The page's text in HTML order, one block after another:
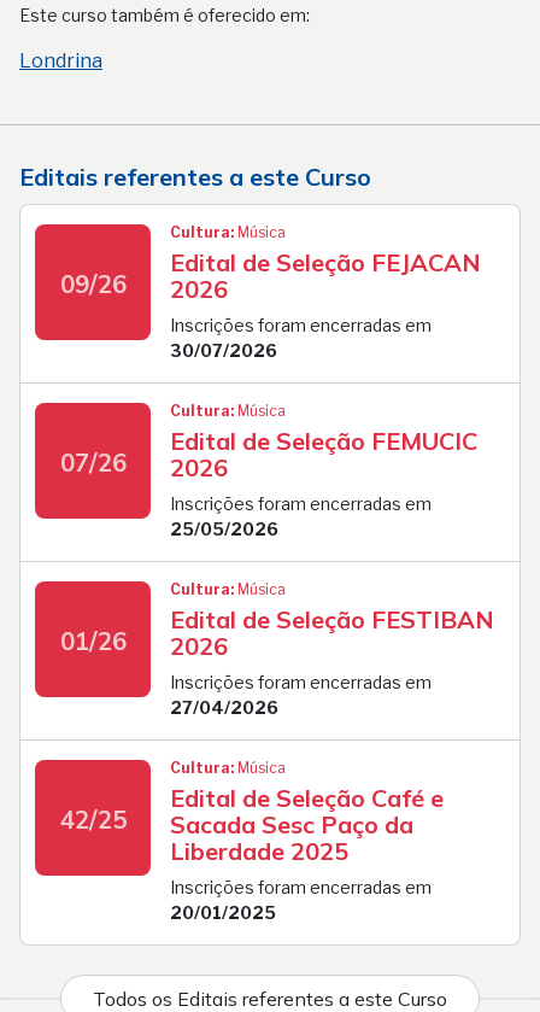
Este curso também é oferecido em:
Londrina
Editais referentes a este Curso
09/26
Cultura: Música
Edital de Seleção FEJACAN
2026
Inscrições foram encerradas em
30/07/2026
07/26
Cultura: Música
Edital de Seleção FEMUCIC
2026
Inscrições foram encerradas em
25/05/2026
01/26
Cultura: Música
Edital de Seleção FESTIBAN
2026
Inscrições foram encerradas em
27/04/2026
42/25
Cultura: Música
Edital de Seleção Café e
Sacada Sesc Paço da
Liberdade 2025
Inscrições foram encerradas em
20/01/2025
Todos os Editais referentes a este Curso